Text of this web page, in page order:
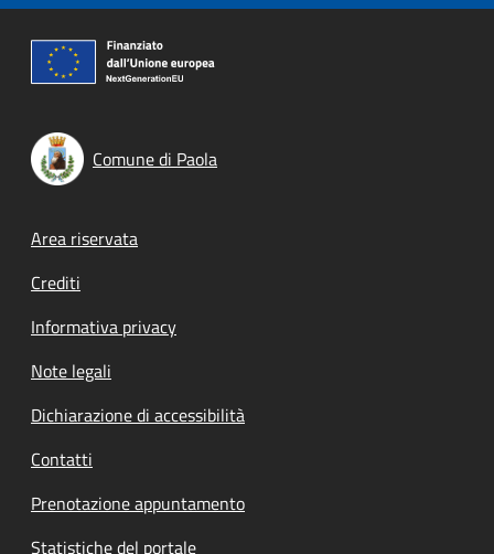
Comune di Paola
Footer menu
Area riservata
Crediti
Informativa privacy
Note legali
Dichiarazione di accessibilità
Contatti
Prenotazione appuntamento
Statistiche del portale